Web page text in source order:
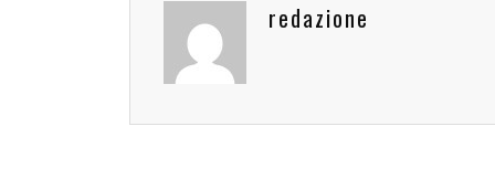
redazione